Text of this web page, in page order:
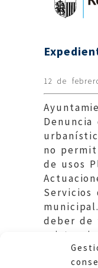
12 de
no
de usos
Servicios
deber de
en la